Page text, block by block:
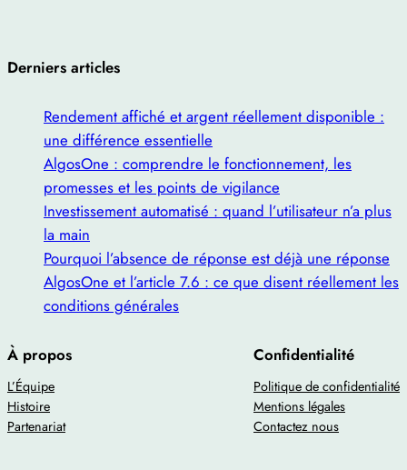
Derniers articles
Rendement affiché et argent réellement disponible :
une différence essentielle
AlgosOne : comprendre le fonctionnement, les
promesses et les points de vigilance
Investissement automatisé : quand l’utilisateur n’a plus
la main
Pourquoi l’absence de réponse est déjà une réponse
AlgosOne et l’article 7.6 : ce que disent réellement les
conditions générales
À propos
L’Équipe
Histoire
Partenariat
Confidentialité
Politique de confidentialité
Mentions légales
Contactez nous